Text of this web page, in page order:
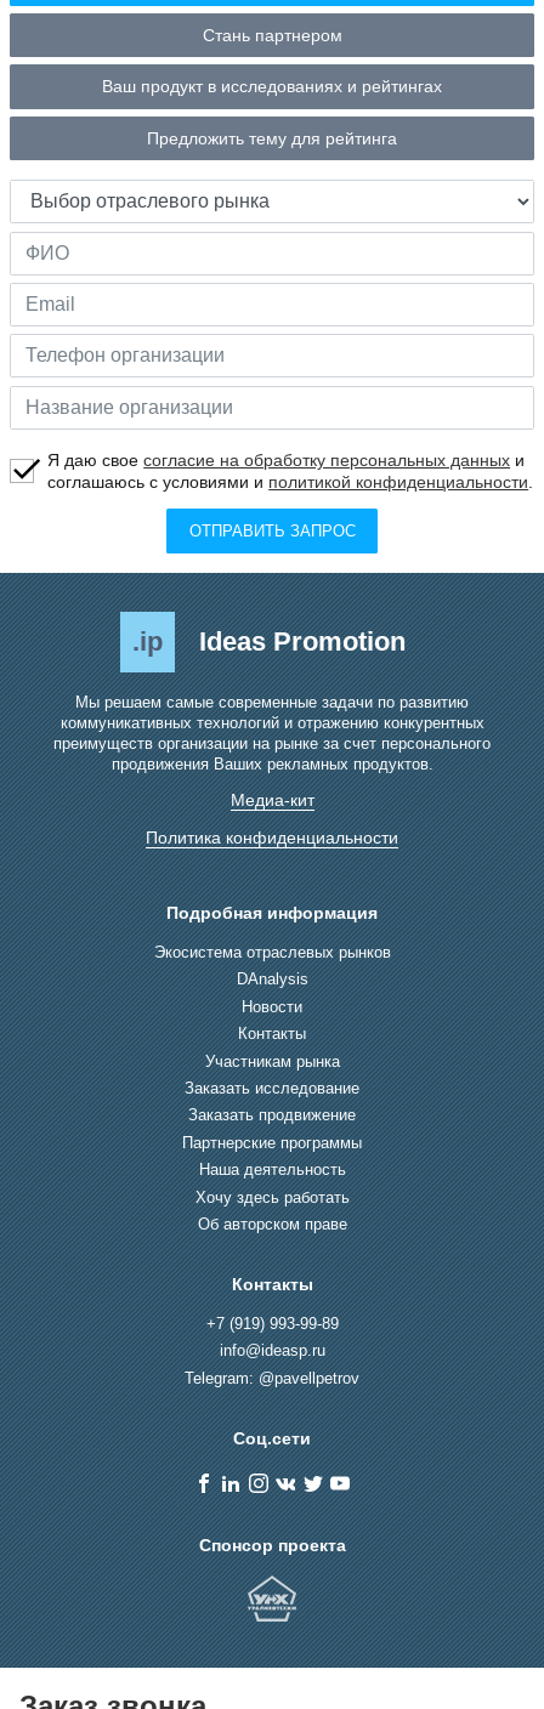
Стань партнером
Ваш продукт в исследованиях и рейтингах
Предложить тему для рейтинга
Я даю своесогласие на обработку персональных данных и
соглашаюсь с условиями и политикой конфиденциальности
ОТПРАВИТЬ ЗАПРОС
.ip Ideas Promotion
Мы решаем самые современные задачи по развитию
коммуникативных технологий и отражению конкурентных
преимуществ организации на рынке за счет персонального
продвижения Ваших рекламных продуктов.
Медиа-кит
Политика конфиденциальности
Подробная информация
Экосистема отраслевых рынков
DAnalysis
Новости
Контакты
Участникам рынка
Заказать исследование
Заказать продвижение
Партнерские программы
Наша деятельность
Хочу здесь работать
Об авторском праве
Контакты
+7 (919) 993-99-89
info@ideasp.ru
Telegram: @pavellpetrov
Соц.сети
Спонсор проекта